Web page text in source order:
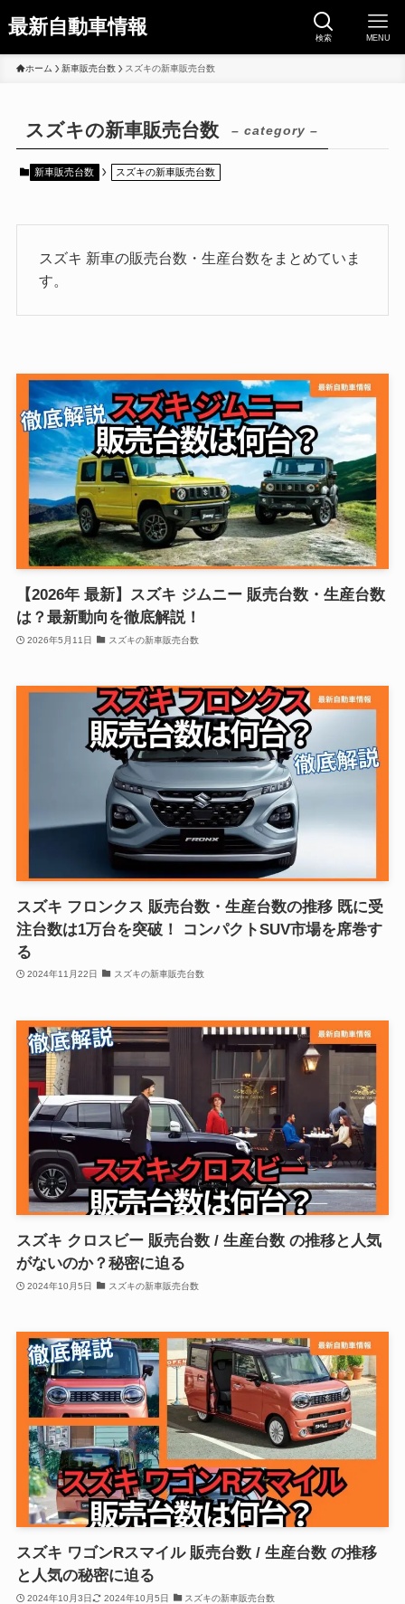
最新自動車情報 検索 MENU
ホーム 新車販売台数 スズキの新車販売台数
スズキの新車販売台数 – category –
新車販売台数 スズキの新車販売台数
スズキ 新車の販売台数・生産台数をまとめていま
す。
【2026年 最新】スズキ ジムニー 販売台数・生産台数
は？最新動向を徹底解説！
2026年5月11日 スズキの新車販売台数
スズキ フロンクス 販売台数・生産台数の推移 既に受
注台数は1万台を突破！ コンパクトSUV市場を席巻す
る
2024年11月22日 スズキの新車販売台数
スズキ クロスビー 販売台数 / 生産台数 の推移と人気
がないのか？秘密に迫る
2024年10月5日 スズキの新車販売台数
スズキ ワゴンRスマイル 販売台数 / 生産台数 の推移
と人気の秘密に迫る
2024年10月3日 2024年10月5日 スズキの新車販売台数